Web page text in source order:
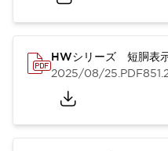
HWシリーズ 短胴表示
2025/08/25.PDF